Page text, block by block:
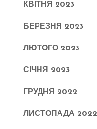
КВІТНЯ 2023
БЕРЕЗНЯ 2023
ЛЮТОГО 2023
СІЧНЯ 2023
ГРУДНЯ 2022
ЛИСТОПАДА 2022